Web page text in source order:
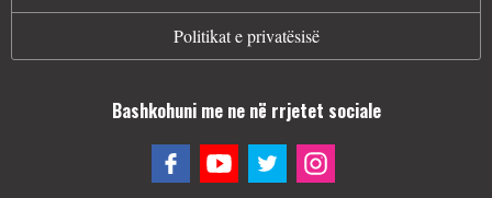
Politikat e privatësisë
Bashkohuni me ne në rrjetet sociale